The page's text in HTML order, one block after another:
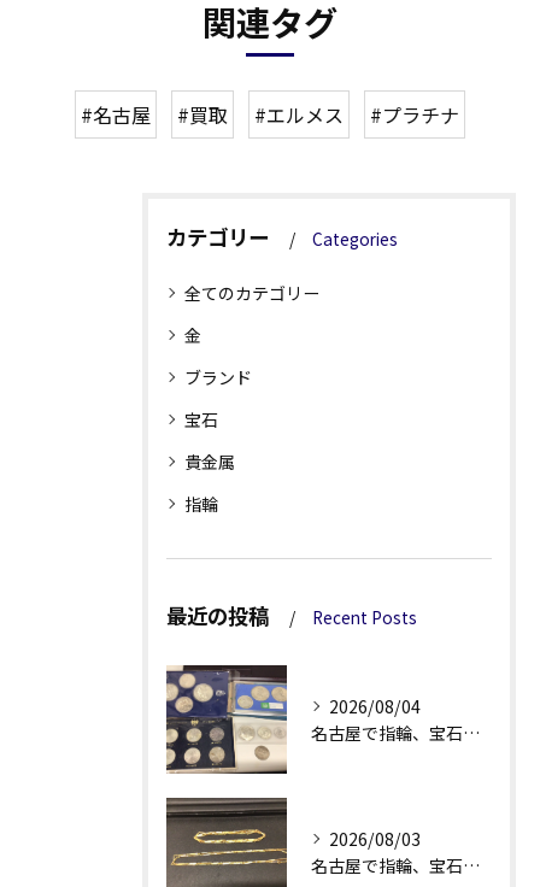
関連タグ
#名古屋 #買取 #エルメス #プラチナ
カテゴリー Categories
全てのカテゴリー
金
ブランド
宝石
貴金属
指輪
最近の投稿 Recent Posts
2026/08/04
名古屋で指輪、宝石買取なら当店で！！。
2026/08/03
名古屋で指輪、宝石買取なら当店で！！。